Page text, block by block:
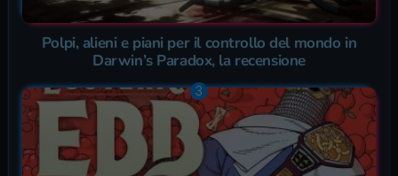
Polpi, alieni e piani per il controllo del mondo in
Darwin’s Paradox, la recensione